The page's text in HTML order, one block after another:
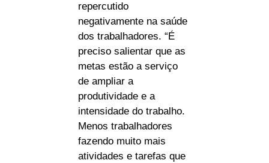
repercutido
negativamente na saúde
dos trabalhadores. “É
preciso salientar que as
metas estão a serviço
de ampliar a
produtividade e a
intensidade do trabalho.
Menos trabalhadores
fazendo muito mais
atividades e tarefas que